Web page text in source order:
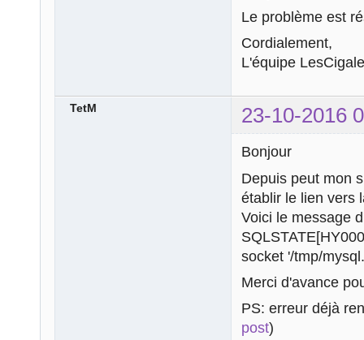
Le problème est
Cordialement,
L'équipe
TetM 23-10-2016
Bonjour
Depuis peut mon
établir le lien vers
Voici le message
socket '/tmp/
Merci d'avance
PS: erreur déjà
post)